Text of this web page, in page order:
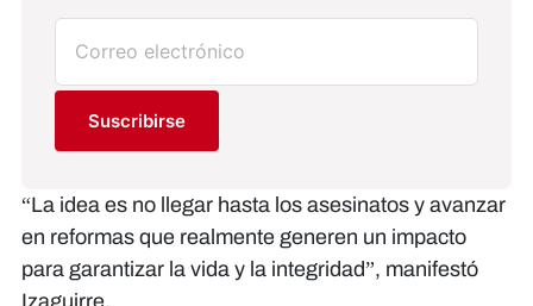
Suscribirse
“La idea es no llegar hasta los asesinatos y avanzar
en reformas que realmente generen un impacto
para garantizar la vida y la integridad”, manifestó